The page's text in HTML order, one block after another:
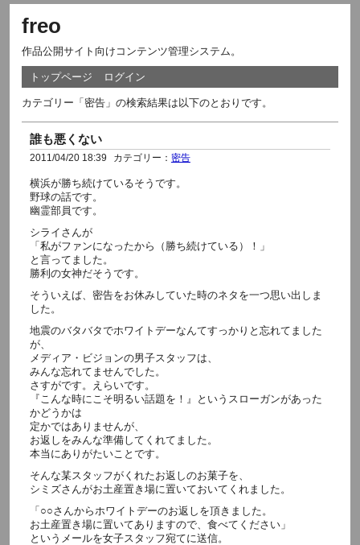
freo
作品公開サイト向けコンテンツ管理システム。
トップページ ログイン
カテゴリー「密告」の検索結果は以下のとおりです。
誰も悪くない
2011/04/20 18:39 カテゴリー： 密告
横浜が勝ち続けているそうです。
野球の話です。
幽霊部員です。
シライさんが
「私がファンになったから（勝ち続けている）！」
と言ってました。
勝利の女神だそうです。
そういえば、密告をお休みしていた時のネタを一つ思い出しま
した。
地震のバタバタでホワイトデーなんてすっかりと忘れてました
が、
メディア・ビジョンの男子スタッフは、
みんな忘れてませんでした。
さすがです。えらいです。
『こんな時にこそ明るい話題を！』というスローガンがあった
かどうかは
定かではありませんが、
お返しをみんな準備してくれてました。
本当にありがたいことです。
そんな某スタッフがくれたお返しのお菓子を、
シミズさんがお土産置き場に置いておいてくれました。
「○○さんからホワイトデーのお返しを頂きました。
お土産置き場に置いてありますので、食べてください」
というメールを女子スタッフ宛てに送信。